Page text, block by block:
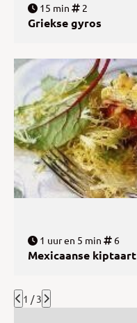
15 min 2
Griekse gyros
1 uur en 5 min 6
Mexicaanse kiptaart
1 / 3